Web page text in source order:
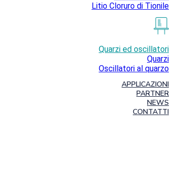
Litio Cloruro di Tionile
Quarzi ed oscillatori
Quarzi
Oscillatori al quarzo
APPLICAZIONI
PARTNER
NEWS
CONTATTI